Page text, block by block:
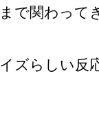
で関わって
ズらしい反